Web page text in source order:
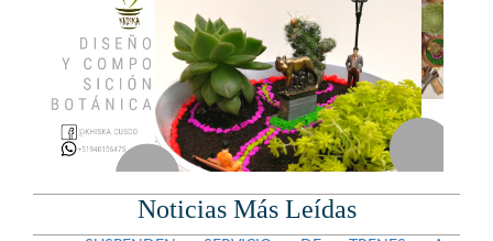
Noticias Más Leídas